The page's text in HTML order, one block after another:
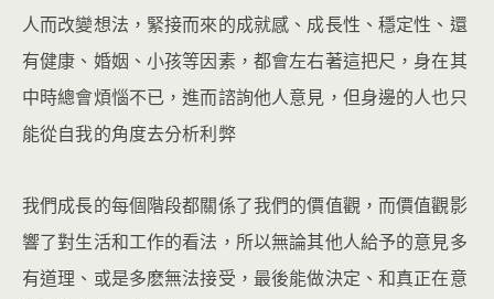
人而改變想法，緊接而來的成就感、成長性、穩定性、還
有健康、婚姻、小孩等因素，都會左右著這把尺，身在其
中時總會煩惱不已，進而諮詢他人意見，但身邊的人也只
能從自我的角度去分析利弊
我們成長的每個階段都關係了我們的價值觀，而價值觀影
響了對生活和工作的看法，所以無論其他人給予的意見多
有道理、或是多麽無法接受，最後能做決定、和真正在意